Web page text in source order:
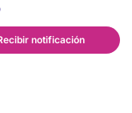
notificación